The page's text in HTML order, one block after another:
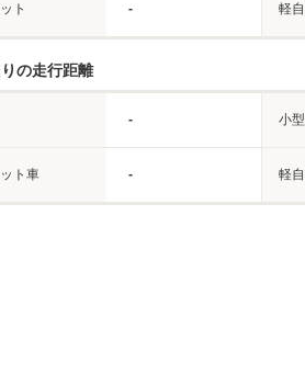
ト - 軽
の走行距離
- 小
ト車 - 軽